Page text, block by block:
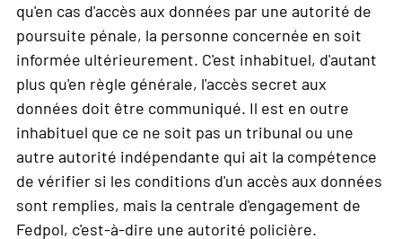
qu'en cas d'accès aux données par une autorité de
poursuite pénale, la personne concernée en soit
informée ultérieurement. C'est inhabituel, d'autant
plus qu'en règle générale, l'accès secret aux
données doit être communiqué. Il est en outre
inhabituel que ce ne soit pas un tribunal ou une
autre autorité indépendante qui ait la compétence
de vérifier si les conditions d'un accès aux données
sont remplies, mais la centrale d'engagement de
Fedpol, c'est-à-dire une autorité policière.